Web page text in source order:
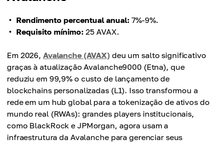
Rendimento percentual anual: 7%-9%.
Requisito mínimo: 25 AVAX.
Em 2026, Avalanche (AVAX) deu um salto significativo
graças à atualização Avalanche9000 (Etna), que
reduziu em 99,9% o custo de lançamento de
blockchains personalizadas (L1). Isso transformou a
rede em um hub global para a tokenização de ativos do
mundo real (RWAs): grandes players institucionais,
como BlackRock e JPMorgan, agora usam a
infraestrutura da Avalanche para gerenciar seus